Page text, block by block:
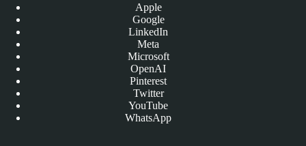
Apple
Google
LinkedIn
Meta
Microsoft
OpenAI
Pinterest
Twitter
YouTube
WhatsApp